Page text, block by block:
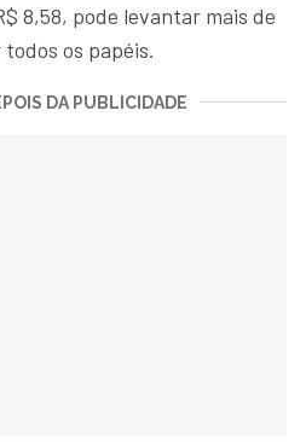
8,58, pode levantar mais de
os papéis.
DA PUBLICIDADE